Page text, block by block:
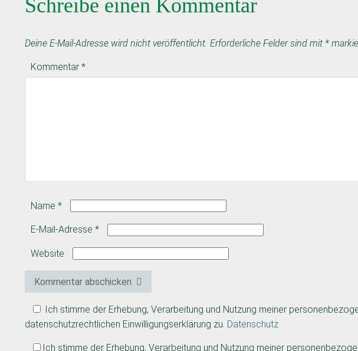
Schreibe einen Kommentar
Deine E-Mail-Adresse wird nicht veröffentlicht. Erforderliche Felder sind mit *
Kommentar *
Name *
E-Mail-Adresse *
Website
Kommentar abschicken
Ich stimme der Erhebung, Verarbeitung und Nutzung meiner
datenschutzrechtlichen Einwilligungserklärung zu. Datenschutz
Ich stimme der Erhebung, Verarbeitung und Nutzung meiner